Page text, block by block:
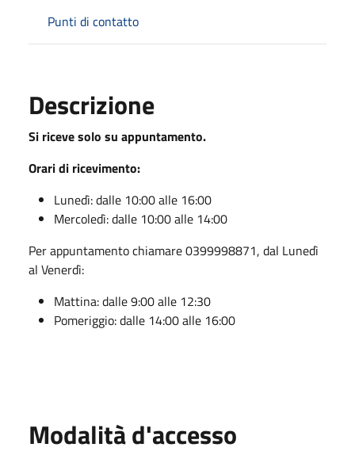
Punti di contatto
Descrizione
Si riceve solo su appuntamento.
Orari di ricevimento:
Lunedì: dalle 10:00 alle 16:00
Mercoledì: dalle 10:00 alle 14:00
Per appuntamento chiamare 0399998871, dal Lunedì
al Venerdì:
Mattina: dalle 9:00 alle 12:30
Pomeriggio: dalle 14:00 alle 16:00
Modalità d'accesso